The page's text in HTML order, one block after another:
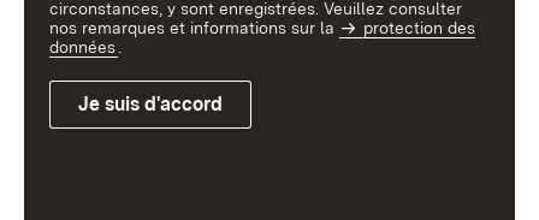
circonstances, y sont enregistrées. Veuillez consulter
nos remarques et informations sur la
protection des
données
Je suis d'accord